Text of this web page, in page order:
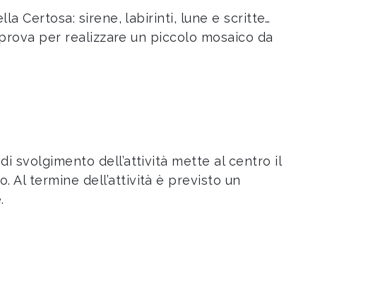
Certosa: sirene, labirinti, lune e scritte…
per realizzare un piccolo mosaico da
svolgimento dell’attività mette al centro il
Al termine dell’attività è previsto un